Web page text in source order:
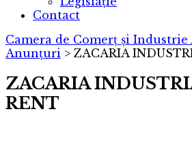
Contact
Camera de Comerț și Industrie
Anunțuri > ZACARIA
ZACARIA
RENT